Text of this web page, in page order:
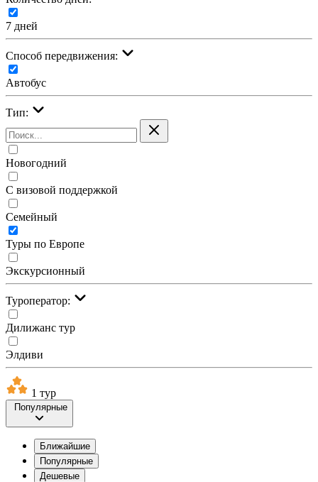
7 дней
Cпособ передвижения:
Автобус
Тип:
Новогодний
С визовой поддержкой
Семейный
Туры по Европе
Экскурсионный
Туроператор:
Дилижанс тур
Элдиви
1 тур
Популярные
Ближайшие
Популярные
Дешевые